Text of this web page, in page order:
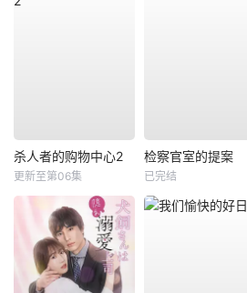
杀人者的购物中心2
更新至第06集
检察官室的提案
已完结